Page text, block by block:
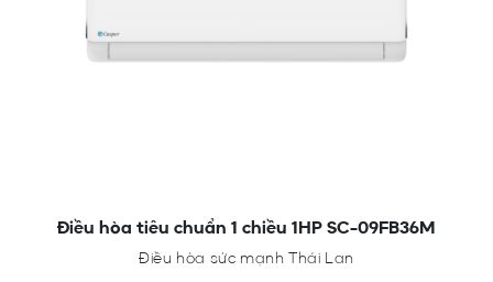
Điều hòa tiêu chuẩn 1 chiều 1HP SC-09FB36M
Điều hòa sức mạnh Thái Lan